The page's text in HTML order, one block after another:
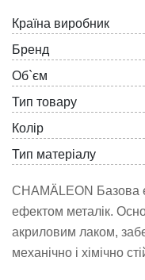
Країна виробник
Бренд
Об`єм
Тип товару
Колiр
Тип матеріалу
CHAMÄLEON Базова
ефектом металік.
акриловим лаком,
механічно і хімічно